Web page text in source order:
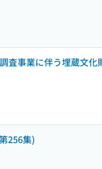
査事業に伴う埋蔵文
256集)